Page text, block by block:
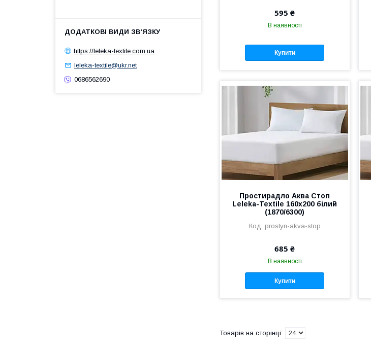
595 ₴
В наявності
Купити
Простирадло Аква Стоп
Leleka-Textile 160х200 білий
(1870/6300)
prostyn-akva-stop
685 ₴
В наявності
Купити
https://leleka-textile.com.ua
leleka-textile@ukr.net
0686562690